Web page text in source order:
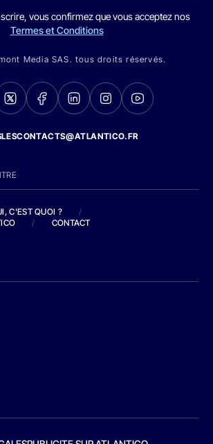
vous confirmez que vous acceptez nos
Termes et Conditions
Media SAS. tous droits réservés.
C'EST QUOI ?
/
/ CONTACT